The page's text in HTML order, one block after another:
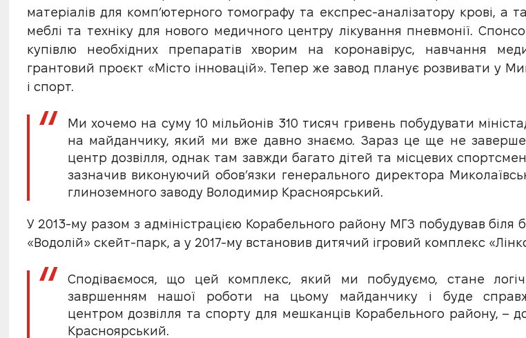
матеріалів для комп’ютерного томографу та експрес-аналізатору крові, а
меблі та техніку для нового медичного центру лікування пневмонії.
купівлю необхідних препаратів хворим на коронавірус, навчання
грантовий проєкт «Місто інновацій». Тепер же завод планує розвивати у
і спорт.
Ми хочемо на суму 10 мільйонів 310 тисяч гривень побудувати
на майданчику, який ми вже давно знаємо. Зараз це ще не
центр дозвілля, однак там завжди багато дітей та місцевих
зазначив виконуючий обов’язки генерального директора
глиноземного заводу Володимир Красноярський.
У 2013-му разом з адміністрацією Корабельного району МГЗ побудував біля
«Водолій» скейт-парк, а у 2017-му встановив дитячий ігровий комплекс
Сподіваємося, що цей комплекс, який ми побудуємо, стане
завршенням нашої роботи на цьому майданчику і буде
центром дозвілля та спорту для мешканців Корабельного району, –
Красноярський.